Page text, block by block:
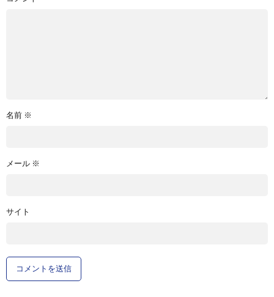
名前 ※
メール ※
サイト